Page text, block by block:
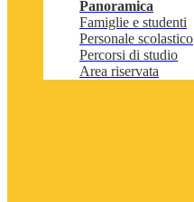
Panoramica
Famiglie e studenti
Personale scolastico
Percorsi di studio
Area riservata